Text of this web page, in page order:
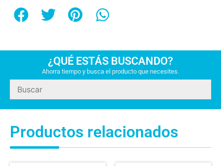
¿QUÉ ESTÁS BUSCANDO?
Ahorra tiempo y busca el producto que necesites.
Productos relacionados